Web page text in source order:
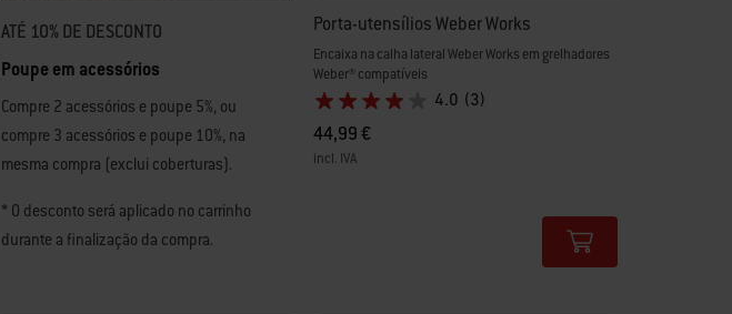
ATÉ 10% DE DESCONTO
Poupe em acessórios
Compre 2 acessórios e poupe 5%, ou
compre 3 acessórios e poupe 10%, na
mesma compra (exclui coberturas).
* O desconto será aplicado no carrinho
durante a finalização da compra.
Porta-utensílios Weber Works
Encaixa na calha lateral Weber Works em grelhadores
Weber® compatíveis
4.0 (3)
44,99 €
incl. IVA